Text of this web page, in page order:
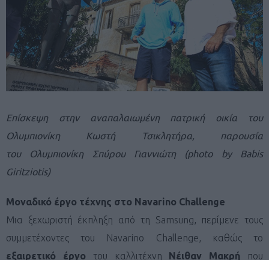
Επίσκεψη στην αναπαλαιωμένη πατρική οικία του
Ολυμπιονίκη Κωστή Τσικλητήρα, παρουσία
του Ολυμπιονίκη Σπύρου Γιαννιώτη (photo by Babis
Giritziotis)
Μοναδικό έργο τέχνης στο Navarino Challenge
Μια ξεχωριστή έκπληξη από τη Samsung, περίμενε τους
συμμετέχοντες του Navarino Challenge, καθώς το
εξαιρετικό έργο του καλλιτέχνη Νέιθαν Μακρή που